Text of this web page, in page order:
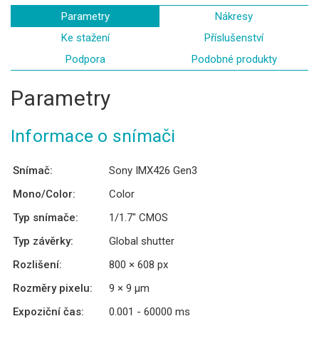
Parametry
Nákresy
Ke stažení
Příslušenství
Podpora
Podobné produkty
Parametry
Informace o snímači
Snímač:
Sony IMX426 Gen3
Mono/Color:
Color
Typ snímače:
1/1.7″ CMOS
Typ závěrky:
Global shutter
Rozlišení:
800 × 608 px
Rozměry pixelu:
9 × 9 µm
Expoziční čas:
0.001 - 60000 ms